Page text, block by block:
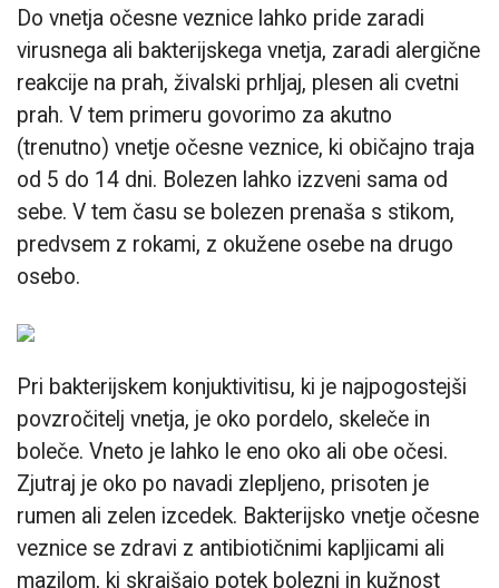
Do vnetja očesne veznice lahko pride zaradi
virusnega ali bakterijskega vnetja, zaradi alergične
reakcije na prah, živalski prhljaj, plesen ali cvetni
prah. V tem primeru govorimo za akutno
(trenutno) vnetje očesne veznice, ki običajno traja
od 5 do 14 dni. Bolezen lahko izzveni sama od
sebe. V tem času se bolezen prenaša s stikom,
predvsem z rokami, z okužene osebe na drugo
osebo.
Pri bakterijskem konjuktivitisu, ki je najpogostejši
povzročitelj vnetja, je oko pordelo, skeleče in
boleče. Vneto je lahko le eno oko ali obe očesi.
Zjutraj je oko po navadi zlepljeno, prisoten je
rumen ali zelen izcedek. Bakterijsko vnetje očesne
veznice se zdravi z antibiotičnimi kapljicami ali
mazilom, ki skrajšajo potek bolezni in kužnost